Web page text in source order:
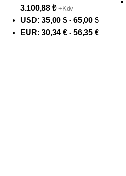
3.100,88 ₺ +Kdv
USD: 35,00 $ - 65,00 $
EUR: 30,34 € - 56,35 €